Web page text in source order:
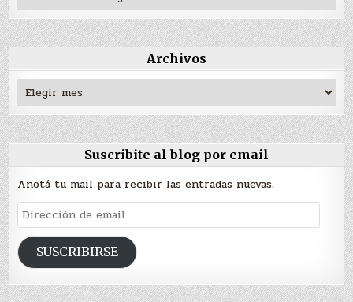
Archivos
Archivos
Suscribite al blog por email
Anotá tu mail para recibir las entradas nuevas.
Dirección
de
emailSUSCRIBIRSE